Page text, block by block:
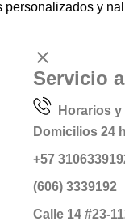
y
clear
Servicio
Horarios
Domicilios 24
+57
(606) 3339192
Calle 14 #23-